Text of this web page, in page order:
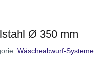
Ø 350 mm
Wäscheabwurf-Systeme